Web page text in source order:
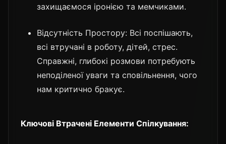
захищаємося іронією та мемчиками.
Відсутність Простору: Всі поспішають,
всі втручані в роботу, дітей, стрес.
Справжні, глибокі розмови потребують
неподіленої уваги та сповільнення, чого
нам критично бракує.
Ключові Втрачені Елементи Спілкування: